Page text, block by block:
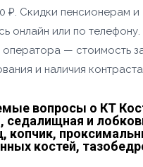
₽. Скидки пенсионерам и
онлайн или по
оператора — стоимость
и наличия
вопросы о КТ
седалищная и
копчик,
костей,